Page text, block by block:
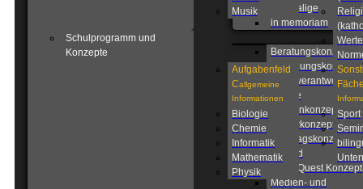
Ehemalige
in memoriam
Schulprogramm und
Konzepte
Beratungskonzept
Betreuungskonzept
Eigenverantwortliche
Schule
Fahrtenkonzept
Förderkonzept
Ganztagskonzept
Leitbild
Lions Quest Konzept
Medien- und
Musik
Aufgabenfeld
Callgemeine
Informationen
Biologie
Chemie
Informatik
Mathematik
Physik
Sport